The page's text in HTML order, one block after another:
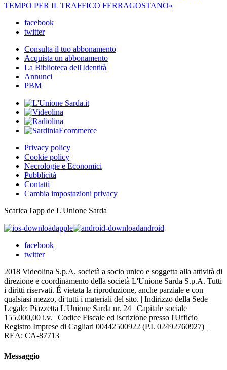
TEMPO PER IL TRAFFICO FERRAGOSTANO»
facebook
twitter
Consulta il tuo abbonamento
Acquista un abbonamento
La Biblioteca dell'Identità
Annunci
PBM
Privacy policy
Cookie policy
Necrologie e Economici
Pubblicità
Contatti
Cambia impostazioni privacy
Scarica l'app de L'Unione Sarda
apple
android
facebook
twitter
2018 Videolina S.p.A. società a socio unico e soggetta alla attività di
direzione e coordinamento della società L'Unione Sarda S.p.A. Tutti
i diritti riservati. É vietata la riproduzione, anche parziale e con
qualsiasi mezzo, di tutti i materiali del sito. | Indirizzo della Sede
Legale: Piazzetta L'Unione Sarda nr. 24 | Capitale sociale
155.000,00 i.v. | Codice Fiscale ed iscrizione presso l'Ufficio
Registro Imprese di Cagliari 00442500922 (P.I. 02492760927) |
REA: CA-87713
Messaggio